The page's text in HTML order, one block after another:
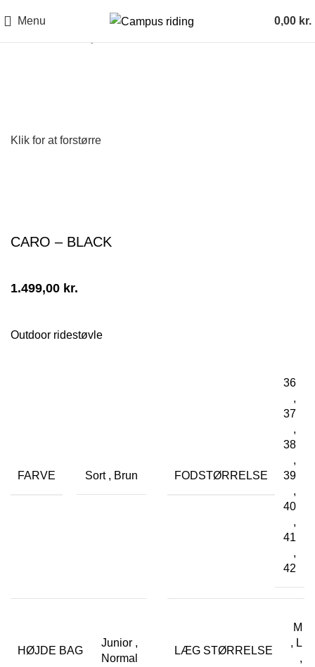
Menu 0,00 kr.
Klik for at forstørre
CARO – BLACK
1.499,00 kr.
Outdoor ridestøvle
FARVE Sort , Brun FODSTØRRELSE
36
,
37
,
38
,
39
,
40
,
41
,
42
HØJDE BAG
Junior ,
Normal
LÆG STØRRELSE
M
, L
,